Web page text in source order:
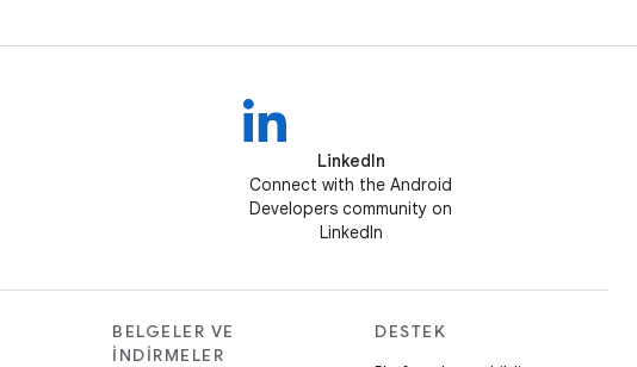
LinkedIn
Connect with the Android
Developers community on
LinkedIn
BELGELER VE
İNDIRMELER
DESTEK